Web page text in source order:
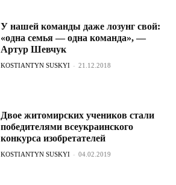
У нашей команды даже лозунг свой:
«одна семья — одна команда», —
Артур Шевчук
KOSTIANTYN SUSKYI - 21.12.2018
Двое житомирских учеников стали
победителями всеукраинского
конкурса изобретателей
KOSTIANTYN SUSKYI - 04.02.2019